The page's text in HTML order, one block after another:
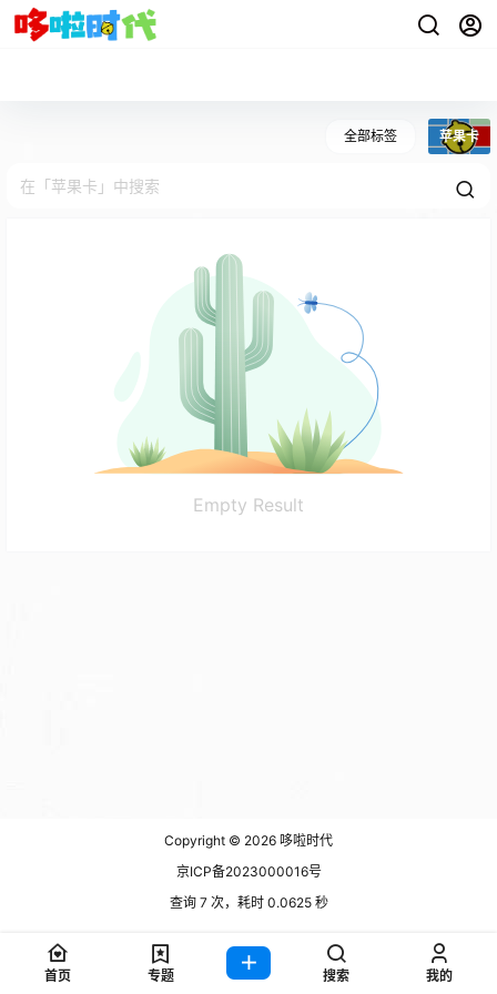
全部标签 苹果卡
Empty Result
Copyright © 2026 哆啦时代
京ICP备2023000016号
查询 7 次，耗时 0.0625 秒
首页 专题 搜索 我的